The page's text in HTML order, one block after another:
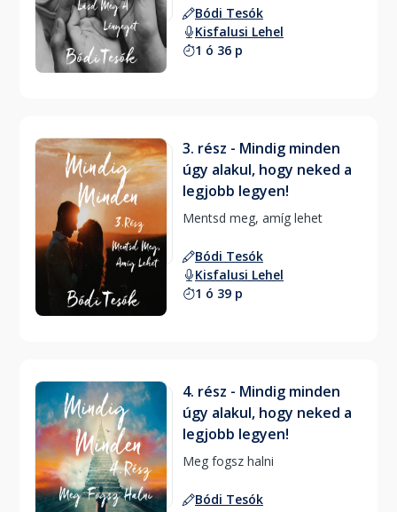
Bódi Tesók
Kisfalusi Lehel
1 ó 36 p
3. rész - Mindig minden
úgy alakul, hogy neked a
legjobb legyen!
Bódi Tesók
Kisfalusi Lehel
1 ó 39 p
4. rész - Mindig minden
úgy alakul, hogy neked a
legjobb legyen!
Bódi Tesók